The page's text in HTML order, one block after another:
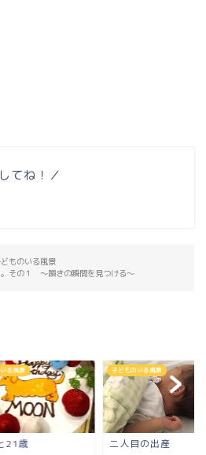
てね！／
ものいる風景
その１ ～躓きの瞬間を見つける～
る風景
21歳
子どものいる風景
二人目の出産